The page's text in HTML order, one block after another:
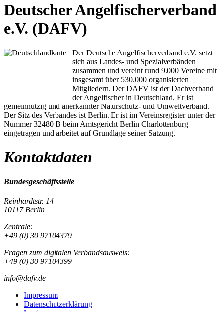
Deutscher Angelfischerverband
e.V. (DAFV)
Der Deutsche Angelfischerverband e.V. setzt
sich aus Landes- und Spezialverbänden
zusammen und vereint rund 9.000 Vereine mit
insgesamt über 530.000 organisierten
Mitgliedern. Der DAFV ist der Dachverband
der Angelfischer in Deutschland. Er ist
gemeinnützig und anerkannter Naturschutz- und Umweltverband.
Der Sitz des Verbandes ist Berlin. Er ist im Vereinsregister unter der
Nummer 32480 B beim Amtsgericht Berlin Charlottenburg
eingetragen und arbeitet auf Grundlage seiner Satzung.
Kontaktdaten
Bundesgeschäftsstelle
Reinhardtstr. 14
10117 Berlin
Zentrale:
+49 (0) 30 97104379
Fragen zum digitalen Verbandsausweis:
+49 (0) 30 97104399
info@dafv.de
Impressum
Datenschutzerklärung